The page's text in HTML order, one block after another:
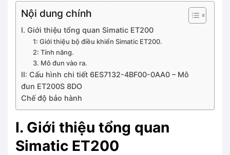
Nội dung chính
I. Giới thiệu tổng quan Simatic ET200
1: Giới thiệu bộ điều khiển Simatic ET200.
2: Tính năng.
3. Mô đun vào ra.
II: Cấu hình chi tiết 6ES7132-4BF00-0AA0 – Mô
đun ET200S 8DO
Chế độ bảo hành
I. Giới thiệu tổng quan
Simatic ET200